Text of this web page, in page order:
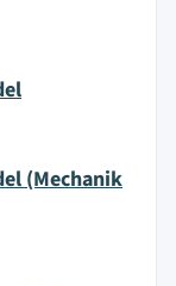
(Mechanik